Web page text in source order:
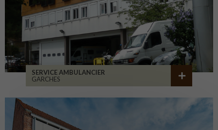
SERVICE AMBULANCIER
GARCHES